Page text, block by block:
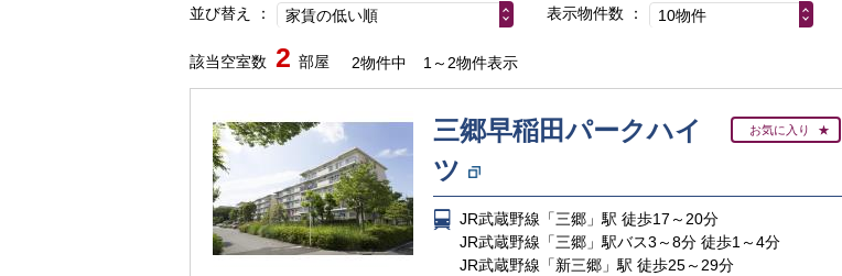
並び替え 家賃の低い順 表示物件数 10物件
該当空室数 2 部屋 2物件中 1～2物件表示
三郷早稲田パークハイ
ツ
お気に入り
JR武蔵野線「三郷」駅 徒歩17～20分
JR武蔵野線「三郷」駅バス3～8分 徒歩1～4分
JR武蔵野線「新三郷」駅 徒歩25～29分